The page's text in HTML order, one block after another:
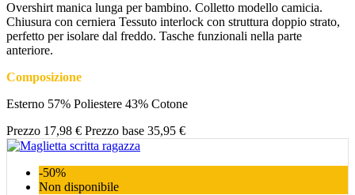
Overshirt manica lunga per bambino. Colletto modello camicia.
Chiusura con cerniera Tessuto interlock con struttura doppio strato,
perfetto per isolare dal freddo. Tasche funzionali nella parte
anteriore.
Composizione
Esterno 57% Poliestere 43% Cotone
Prezzo 17,98 € Prezzo base 35,95 €
-50%
Non disponibile